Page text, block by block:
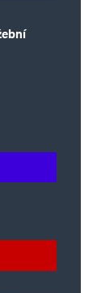
budoucí